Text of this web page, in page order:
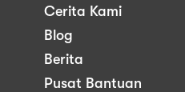
Cerita Kami
Blog
Berita
Pusat Bantuan